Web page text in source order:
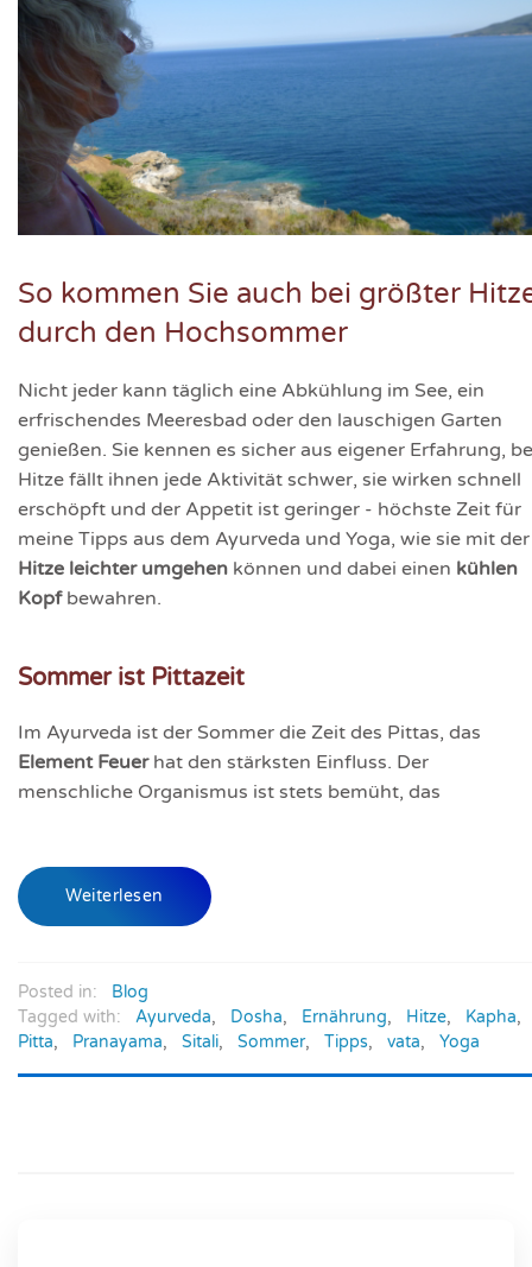
So kommen Sie auch bei größter
durch den Hochsommer
Nicht jeder kann täglich eine Abkühlung im See, ein
erfrischendes Meeresbad oder den lauschigen Garten
genießen. Sie kennen es sicher aus eigener Erfahrung,
Hitze fällt ihnen jede Aktivität schwer, sie wirken schnell
erschöpft und der Appetit ist geringer - höchste Zeit für
meine Tipps aus dem Ayurveda und Yoga, wie sie mit der
Hitze leichter umgehen können und dabei einen kühlen
Kopfbewahren.
Sommer ist Pittazeit
Im Ayurveda ist der Sommer die Zeit des Pittas, das
Element Feuerhat den stärksten Einfluss. Der
menschliche Organismus ist stets bemüht, das
Weiterlesen
Posted in:
Blog
Tagged with:
Ayurveda, Dosha, Ernährung, Hitze, Kapha,
Pitta, Pranayama, Sitali, Sommer, Tipps, vata, Yoga